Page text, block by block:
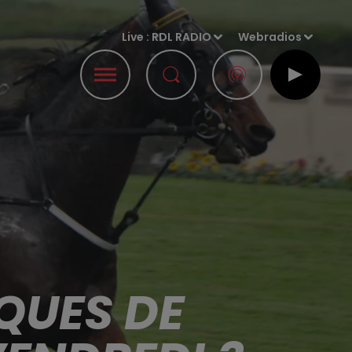
Live : RDL RADIO Webradios
DE